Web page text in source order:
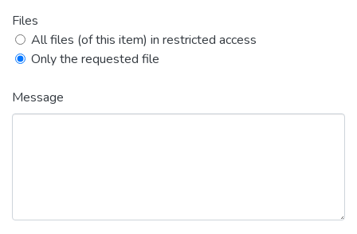
Files
All files (of this item) in restricted access
Only the requested file
Message